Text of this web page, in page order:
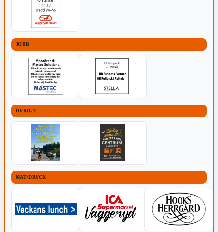
JOBB
ÖVRIGT
MAT/DRYCK